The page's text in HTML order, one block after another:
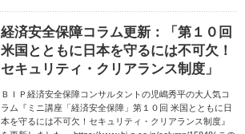
経済安全保障コラム更新：「第１０回
米国とともに日本を守るには不可欠！
セキュリティ・クリアランス制度」
ＢＩＰ経済安全保障コンサルタントの児嶋秀平の大人気コ
ラム『ミニ講座「経済安全保障」第１０回 米国とともに日
本を守るには不可欠！セキュリティ・クリアランス制度』